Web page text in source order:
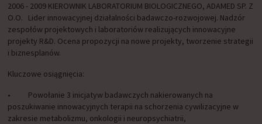
2006 - 2009 KIEROWNIK LABORATORIUM BIOLOGICZNEGO, ADAMED SP. Z
O.O. Lider innowacyjnej działalności badawczo-rozwojowej. Nadzór
zespołów projektowych i laboratoriów realizujących innowacyjne
projekty R&D. Ocena propozycji na nowe projekty, tworzenie strategii
i biznesplanów.
Kluczowe osiągnięcia:
• Powołanie 3 inicjatyw badawczych nakierowanych na
poszukiwanie innowacyjnych terapii na schorzenia cywilizacyjne w
zakresie metabolizmu, onkologii i neuropsychiatrii,